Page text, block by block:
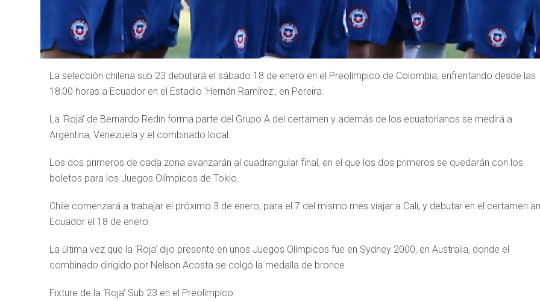
La selección chilena sub 23 debutará el sábado 18 de enero en el Preolímpico de Colombia, enfrentando desde las
18:00 horas a Ecuador en el Estadio ‘Hernán Ramírez’, en Pereira.
La ‘Roja’ de Bernardo Redín forma parte del Grupo A del certamen y además de los ecuatorianos se medirá a
Argentina, Venezuela y el combinado local.
Los dos primeros de cada zona avanzarán al cuadrangular final, en el que los dos primeros se quedarán con los
boletos para los Juegos Olímpicos de Tokio.
Chile comenzará a trabajar el próximo 3 de enero, para el 7 del mismo mes viajar a Cali, y debutar en el certamen
Ecuador el 18 de enero.
La última vez que la ‘Roja’ dijo presente en unos Juegos Olímpicos fue en Sydney 2000, en Australia, donde el
combinado dirigido por Nelson Acosta se colgó la medalla de bronce
Fixture de la ‘Roja’ Sub 23 en el Preolímpico: